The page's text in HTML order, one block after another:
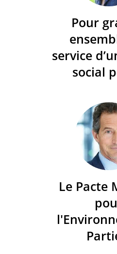
Pour
service
social
Le Pacte